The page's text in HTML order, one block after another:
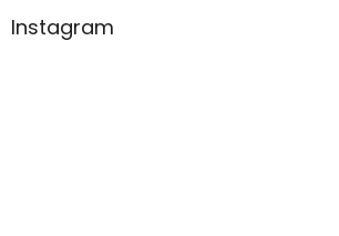
Instagram